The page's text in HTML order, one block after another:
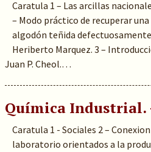
Caratula 1 – Las arcillas
– Modo práctico de recuperar
algodón teñida
Heriberto Marquez. 3 –
Juan P. Cheol.…
Química Industrial.
Caratula 1 - Sociales 2 –
laboratorio orientados a la